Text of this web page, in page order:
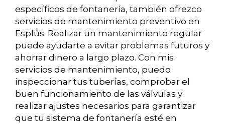
específicos de fontanería, también ofrezco
servicios de mantenimiento preventivo en
Esplús. Realizar un mantenimiento regular
puede ayudarte a evitar problemas futuros y
ahorrar dinero a largo plazo. Con mis
servicios de mantenimiento, puedo
inspeccionar tus tuberías, comprobar el
buen funcionamiento de las válvulas y
realizar ajustes necesarios para garantizar
que tu sistema de fontanería esté en